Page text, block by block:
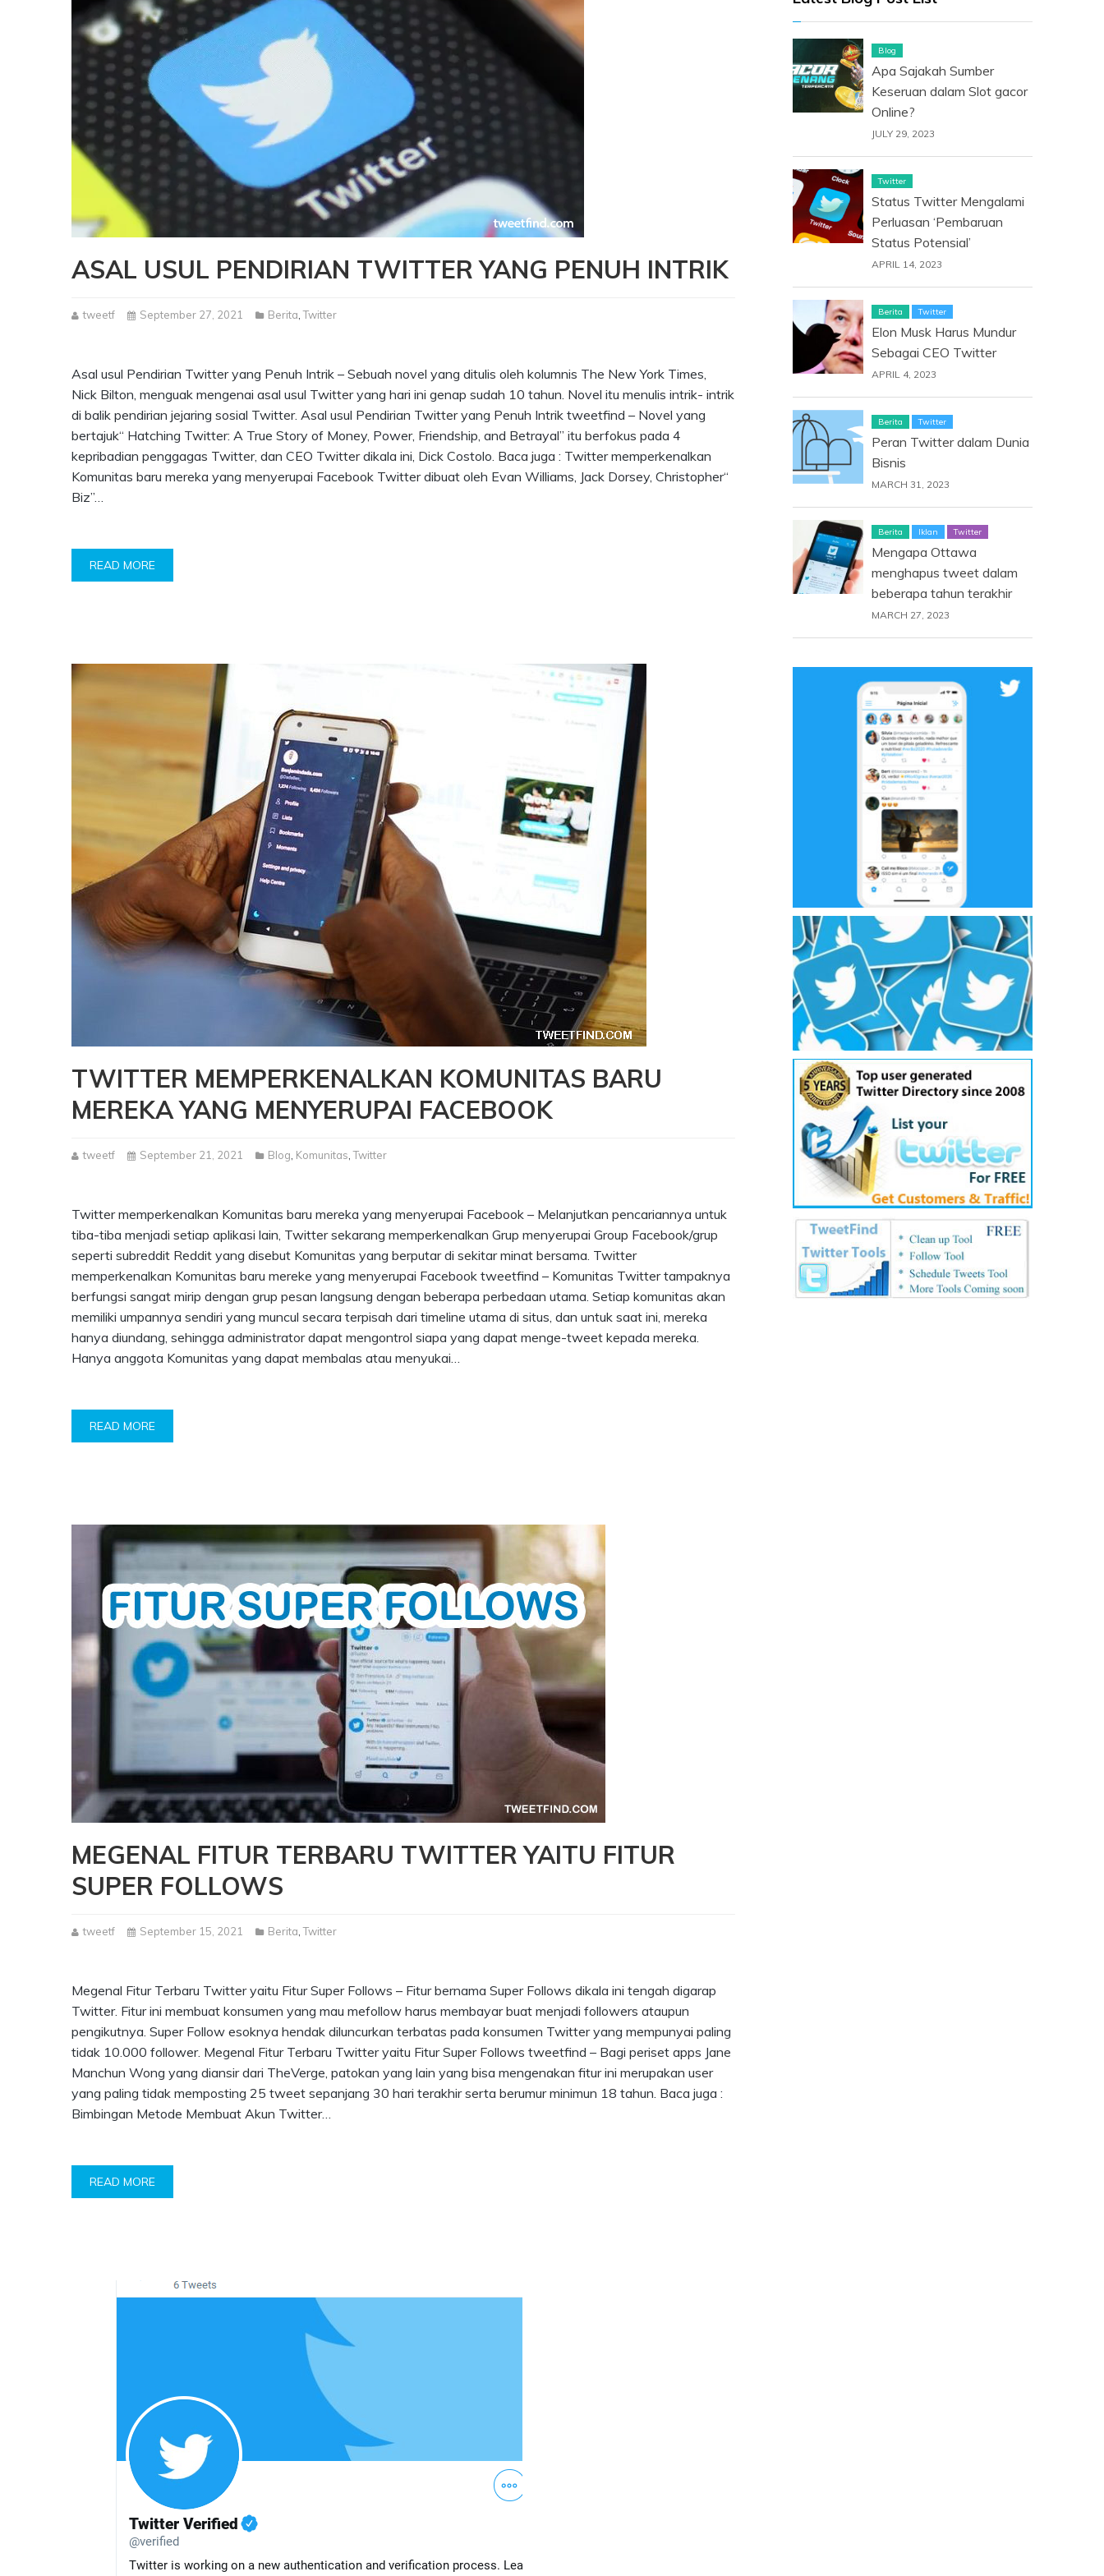
ASAL USUL PENDIRIAN TWITTER YANG PENUH INTRIK
tweetf September 27, 2021 Berita ,Twitter
Asal usul Pendirian Twitter yang Penuh Intrik – Sebuah novel yang ditulis oleh kolumnis The New York Times,
Nick Bilton, menguak mengenai asal usul Twitter yang hari ini genap sudah 10 tahun. Novel itu menulis intrik- intrik
di balik pendirian jejaring sosial Twitter. Asal usul Pendirian Twitter yang Penuh Intrik tweetfind – Novel yang
bertajuk“ Hatching Twitter: A True Story of Money, Power, Friendship, and Betrayal” itu berfokus pada 4
kepribadian penggagas Twitter, dan CEO Twitter dikala ini, Dick Costolo. Baca juga : Twitter memperkenalkan
Komunitas baru mereka yang menyerupai Facebook Twitter dibuat oleh Evan Williams, Jack Dorsey, Christopher“
Biz”…
READ MORE
TWITTER MEMPERKENALKAN KOMUNITAS BARU
MEREKA YANG MENYERUPAI FACEBOOK
tweetf September 21, 2021 Blog Komunitas ,Twitter
Twitter memperkenalkan Komunitas baru mereka yang menyerupai Facebook – Melanjutkan pencariannya untuk
tiba-tiba menjadi setiap aplikasi lain, Twitter sekarang memperkenalkan Grup menyerupai Group Facebook/grup
seperti subreddit Reddit yang disebut Komunitas yang berputar di sekitar minat bersama. Twitter
memperkenalkan Komunitas baru mereke yang menyerupai Facebook tweetfind – Komunitas Twitter tampaknya
berfungsi sangat mirip dengan grup pesan langsung dengan beberapa perbedaan utama. Setiap komunitas akan
memiliki umpannya sendiri yang muncul secara terpisah dari timeline utama di situs, dan untuk saat ini, mereka
hanya diundang, sehingga administrator dapat mengontrol siapa yang dapat menge-tweet kepada mereka.
Hanya anggota Komunitas yang dapat membalas atau menyukai…
READ MORE
MEGENAL FITUR TERBARU TWITTER YAITU FITUR
SUPER FOLLOWS
tweetf September 15, 2021 Berita ,Twitter
Megenal Fitur Terbaru Twitter yaitu Fitur Super Follows – Fitur bernama Super Follows dikala ini tengah digarap
Twitter. Fitur ini membuat konsumen yang mau mefollow harus membayar buat menjadi followers ataupun
pengikutnya. Super Follow esoknya hendak diluncurkan terbatas pada konsumen Twitter yang mempunyai paling
tidak 10.000 follower. Megenal Fitur Terbaru Twitter yaitu Fitur Super Follows tweetfind – Bagi periset apps Jane
Manchun Wong yang diansir dari TheVerge, patokan yang lain yang bisa mengenakan fitur ini merupakan user
yang paling tidak memposting 25 tweet sepanjang 30 hari terakhir serta berumur minimun 18 tahun. Baca juga :
Bimbingan Metode Membuat Akun Twitter…
READ MORE
Blog
Apa Sajakah Sumber
Keseruan dalam Slot gacor
Online?
JULY 29, 2023
Twitter
Status Twitter Mengalami
Perluasan ‘Pembaruan
Status Potensial’
APRIL 14, 2023
Berita Twitter
Elon Musk Harus Mundur
Sebagai CEO Twitter
APRIL 4, 2023
Berita Twitter
Peran Twitter dalam Dunia
Bisnis
MARCH 31, 2023
Berita Iklan Twitter
Mengapa Ottawa
menghapus tweet dalam
beberapa tahun terakhir
MARCH 27, 2023